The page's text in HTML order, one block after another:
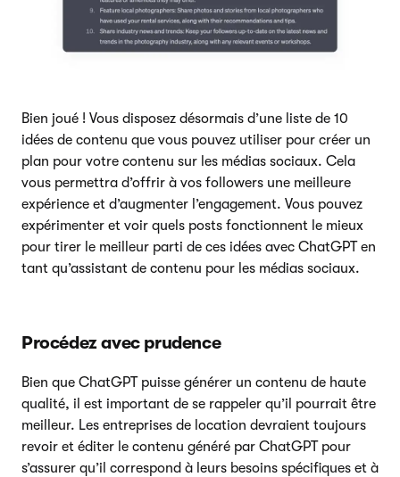
Bien joué ! Vous disposez désormais d’une liste de 10
idées de contenu que vous pouvez utiliser pour créer un
plan pour votre contenu sur les médias sociaux. Cela
vous permettra d’offrir à vos followers une meilleure
expérience et d’augmenter l’engagement. Vous pouvez
expérimenter et voir quels posts fonctionnent le mieux
pour tirer le meilleur parti de ces idées avec ChatGPT en
tant qu’assistant de contenu pour les médias sociaux.
Procédez avec prudence
Bien que ChatGPT puisse générer un contenu de haute
qualité, il est important de se rappeler qu’il pourrait être
meilleur. Les entreprises de location devraient toujours
revoir et éditer le contenu généré par ChatGPT pour
s’assurer qu’il correspond à leurs besoins spécifiques et à